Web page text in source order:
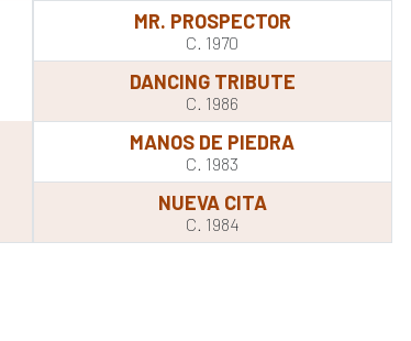
MR. PROSPECTOR
C. 1970
DANCING TRIBUTE
C. 1986
MANOS DE PIEDRA
C. 1983
NUEVA CITA
C. 1984